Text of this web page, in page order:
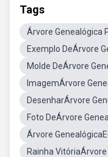
Tags
Árvore Genealógica
Exemplo DeÁrvore
Molde DeÁrvore
ImagemÁrvore
DesenharÁrvore
Foto DeÁrvore
Árvore
Rainha